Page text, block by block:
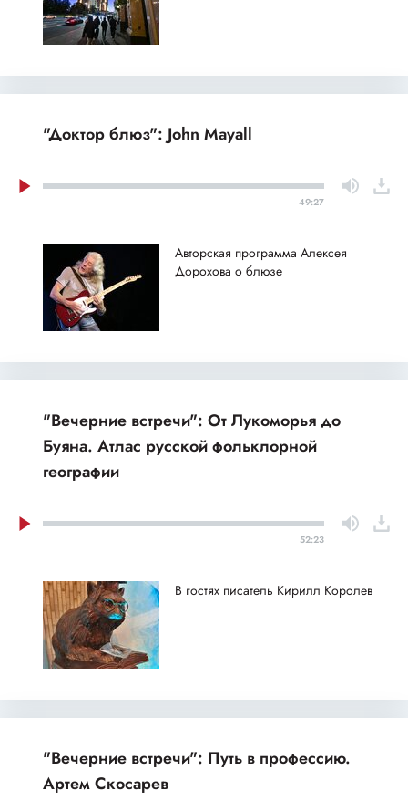
"Доктор блюз": John Mayall
49:27
Авторская программа Алексея
Дорохова о блюзе
"Вечерние встречи": От Лукоморья до
Буяна. Атлас русской фольклорной
географии
52:23
В гостях писатель Кирилл Королев
"Вечерние встречи": Путь в профессию.
Артем Скосарев